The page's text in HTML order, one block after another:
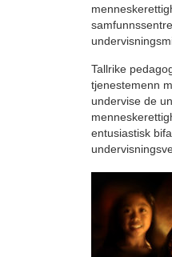
Tallrike
tjenestemenn
undervise de
entusiastisk